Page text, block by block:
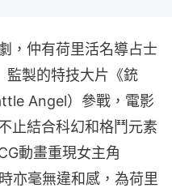
，仲有荷里活名導占士
製的特技大片《銃
Angel）參戰，電影
止結合科幻和格鬥元素
動畫重現女主角
亦毫無違和感，為荷里